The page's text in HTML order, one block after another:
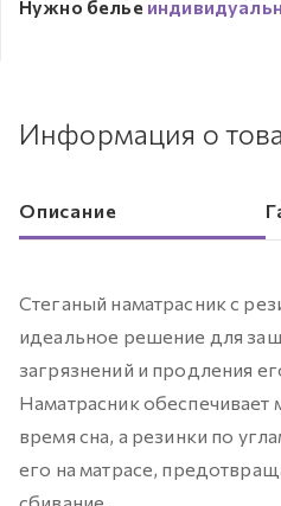
Нужно белье
Информация о
Описание
Стеганый наматрасник с
идеальное решение для
загрязнений и продления
Наматрасник обеспечивает
время сна, а резинки по
его на матрасе,